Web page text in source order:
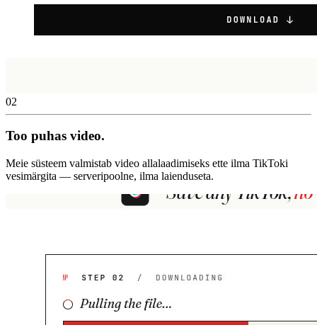
02
Too puhas video.
Meie süsteem valmistab video allalaadimiseks ette ilma TikToki
vesimärgita — serveripoolne, ilma laienduseta.